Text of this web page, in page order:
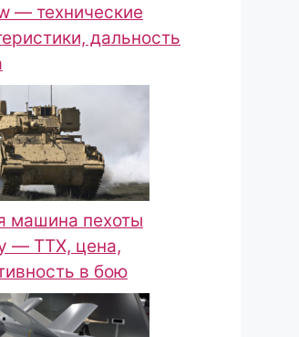
— технические
дальность
машина пехоты
— ТТХ, цена,
в бою